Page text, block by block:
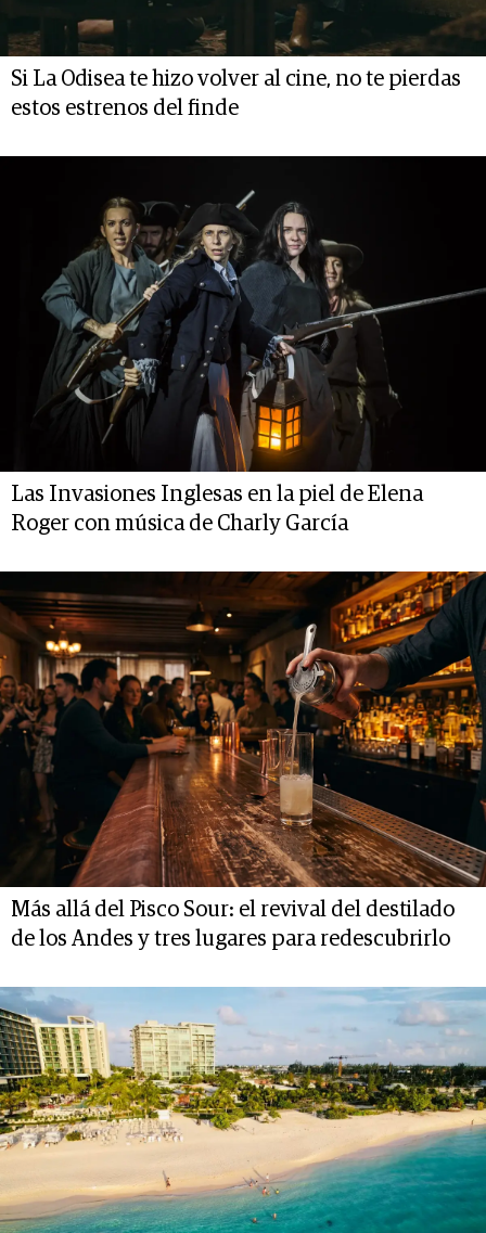
Si La Odisea te hizo volver al cine, no te pierdas
estos estrenos del finde
Las Invasiones Inglesas en la piel de Elena
Roger con música de Charly García
Más allá del Pisco Sour: el revival del destilado
de los Andes y tres lugares para redescubrirlo